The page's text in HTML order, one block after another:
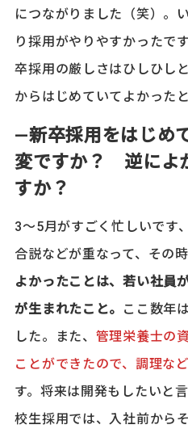
につながりました（笑）。
り採用がやりやすかったで
卒採用の厳しさはひしひし
からはじめていてよかったと
―新卒採用をはじめ
変ですか？ 逆によ
すか？
3～5月がすごく忙しいです
合説などが重なって、その
よかったことは、若い社員
が生まれたこと。 ここ数年
した。また、 管理栄養士の
ことができたので、調理な
す。将来は開発もしたいと
校生採用では、入社前から